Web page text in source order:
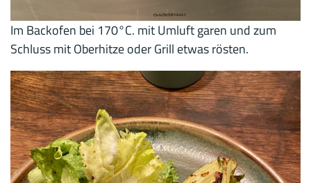
Im Backofen bei 170°C. mit Umluft garen und zum
Schluss mit Oberhitze oder Grill etwas rösten.